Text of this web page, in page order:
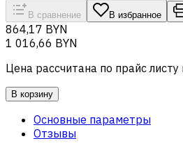
В сравнение В избранное
864,17 BYN
1 016,66 BYN
Цена рассчитана по прайс листу
В корзину
Основные параметры
Отзывы